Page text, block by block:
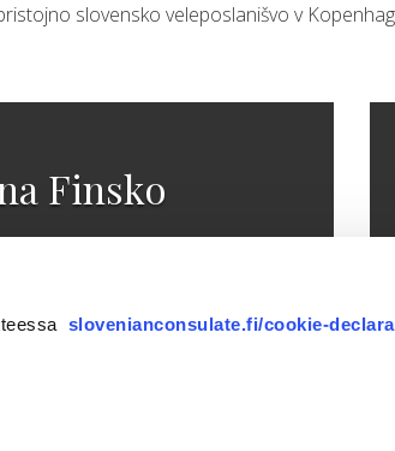
slovenianconsulate.fi/cookie-
slovensko veleposlanišvo v
Finsko